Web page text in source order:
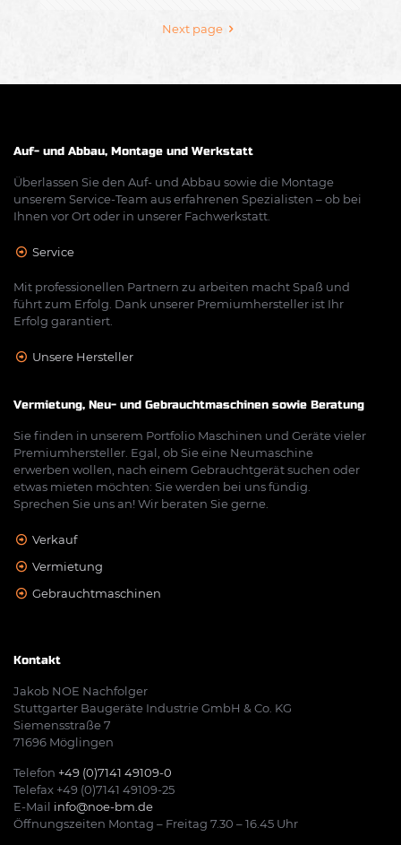
Next page
Auf- und Abbau, Montage und Werkstatt
Überlassen Sie den Auf- und Abbau sowie die Montage
unserem Service-Team aus erfahrenen Spezialisten – ob bei
Ihnen vor Ort oder in unserer Fachwerkstatt.
Service
Mit professionellen Partnern zu arbeiten macht Spaß und
führt zum Erfolg. Dank unserer Premiumhersteller ist Ihr
Erfolg garantiert.
Unsere Hersteller
Vermietung, Neu- und Gebrauchtmaschinen sowie Beratung
Sie finden in unserem Portfolio Maschinen und Geräte vieler
Premiumhersteller. Egal, ob Sie eine Neumaschine
erwerben wollen, nach einem Gebrauchtgerät suchen oder
etwas mieten möchten: Sie werden bei uns fündig.
Sprechen Sie uns an! Wir beraten Sie gerne.
Verkauf
Vermietung
Gebrauchtmaschinen
Kontakt
Jakob NOE Nachfolger
Stuttgarter Baugeräte Industrie GmbH & Co. KG
Siemensstraße 7
71696 Möglingen
Telefon +49 (0)7141 49109-0
Telefax +49 (0)7141 49109-25
E-Mail info@noe-bm.de
Öffnungszeiten Montag – Freitag 7.30 – 16.45 Uhr